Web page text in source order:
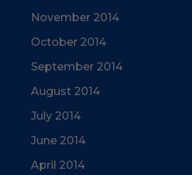
November 2014
October 2014
September 2014
August 2014
July 2014
June 2014
April 2014